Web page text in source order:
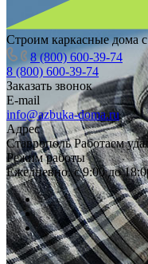
Строим каркасные дома
8 (800) 600-39-74
8 (800) 600-39-74
Заказать звонок
E-mail
info@azbuka-doma.ru
Адрес
Ставрополь Работаем
Режим работы
Ежедневно: с 9:00 до